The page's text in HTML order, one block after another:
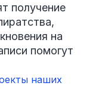
получение
на
помогут
наших